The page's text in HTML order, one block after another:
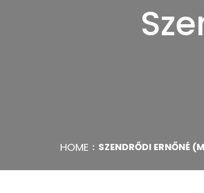
HOME SZENDRŐDI ERNŐNÉ